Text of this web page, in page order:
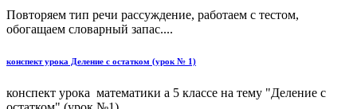
Повторяем тип речи рассуждение, работаем с тестом,
обогащаем словарный запас....
конспект урока Деление с остатком (урок № 1)
конспект урока математики а 5 классе на тему "Деление с